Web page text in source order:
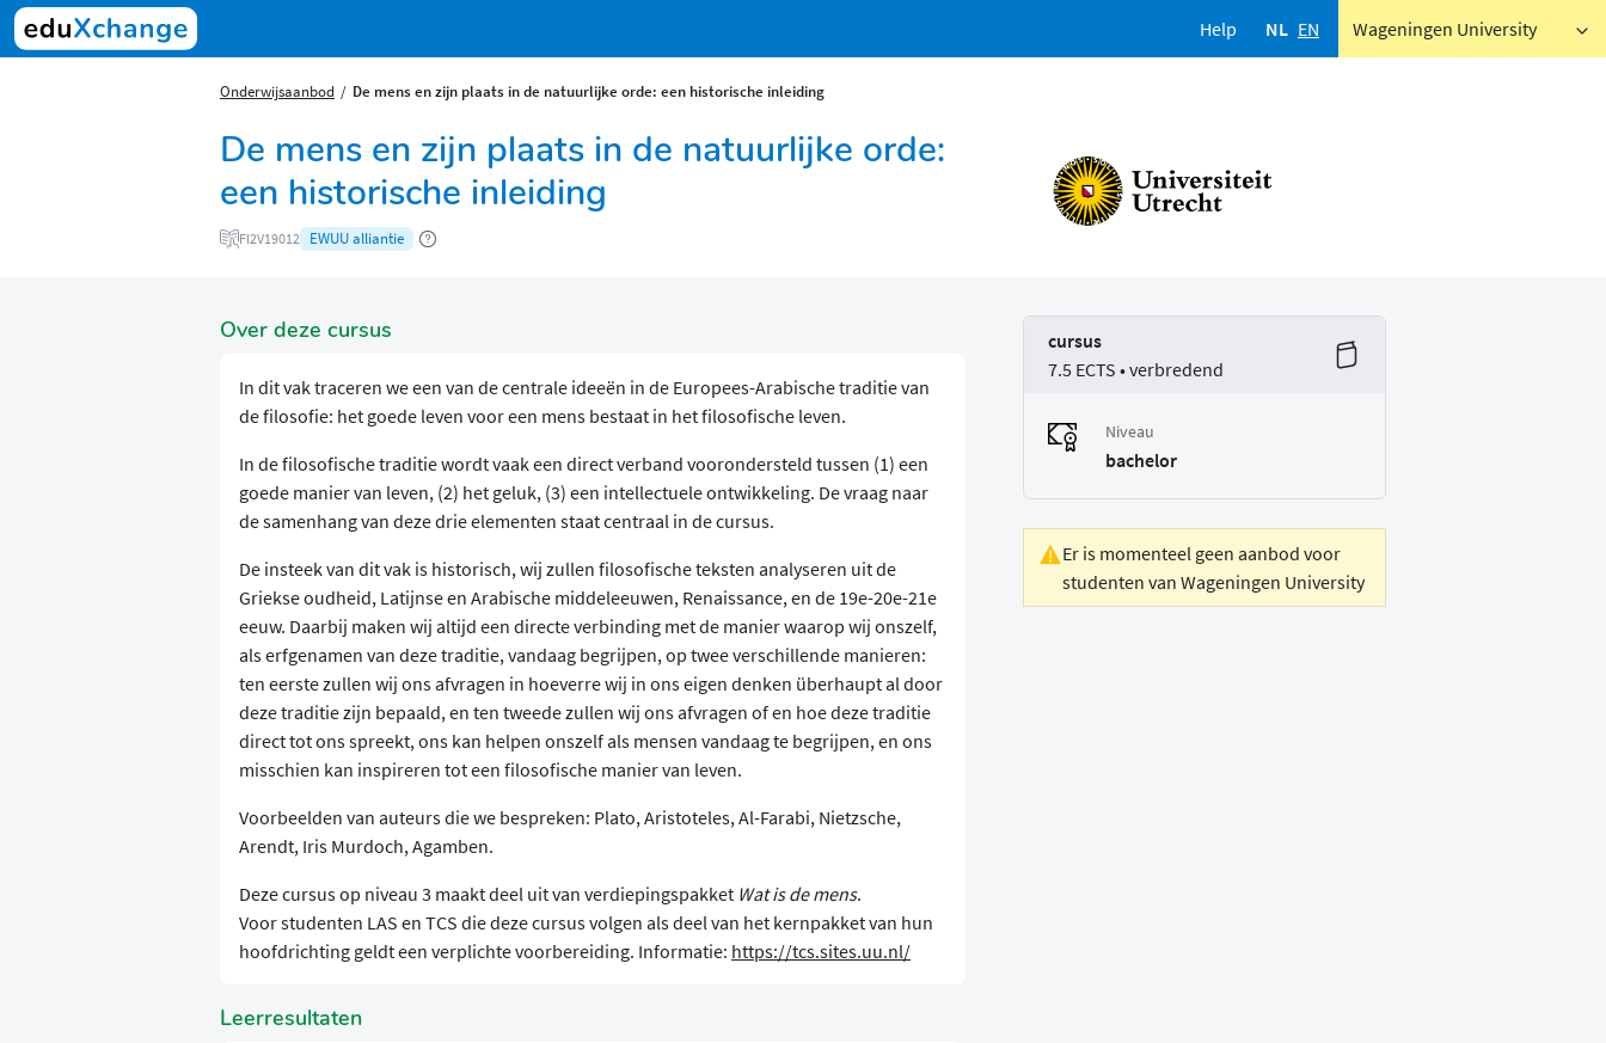
Help NL EN Wageningen University
Onderwijsaanbod De mens en zijn plaats in de natuurlijke orde: een historische inleiding
De mens en zijn plaats in de natuurlijke orde:
een historische inleiding
FI2V19012 EWUU alliantie
Over deze cursus
In dit vak traceren we een van de centrale ideeën in de Europees-Arabische traditie van
de filosofie: het goede leven voor een mens bestaat in het filosofische leven.
In de filosofische traditie wordt vaak een direct verband voorondersteld tussen (1) een
goede manier van leven, (2) het geluk, (3) een intellectuele ontwikkeling. De vraag naar
de samenhang van deze drie elementen staat centraal in de cursus.
De insteek van dit vak is historisch, wij zullen filosofische teksten analyseren uit de
Griekse oudheid, Latijnse en Arabische middeleeuwen, Renaissance, en de 19e-20e-21e
eeuw. Daarbij maken wij altijd een directe verbinding met de manier waarop wij onszelf,
als erfgenamen van deze traditie, vandaag begrijpen, op twee verschillende manieren:
ten eerste zullen wij ons afvragen in hoeverre wij in ons eigen denken überhaupt al door
deze traditie zijn bepaald, en ten tweede zullen wij ons afvragen of en hoe deze traditie
direct tot ons spreekt, ons kan helpen onszelf als mensen vandaag te begrijpen, en ons
misschien kan inspireren tot een filosofische manier van leven.
Voorbeelden van auteurs die we bespreken: Plato, Aristoteles, Al-Farabi, Nietzsche,
Arendt, Iris Murdoch, Agamben.
Deze cursus op niveau 3 maakt deel uit van verdiepingspakket Wat is de mens.
Voor studenten LAS en TCS die deze cursus volgen als deel van het kernpakket van hun
hoofdrichting geldt een verplichte voorbereiding. Informatie: https://tcs.sites.uu.nl/
Leerresultaten
cursus
7.5 ECTS • verbredend
Niveau
bachelor
Er is momenteel geen aanbod voor
studenten van Wageningen University